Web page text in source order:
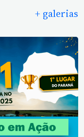
+ galerias